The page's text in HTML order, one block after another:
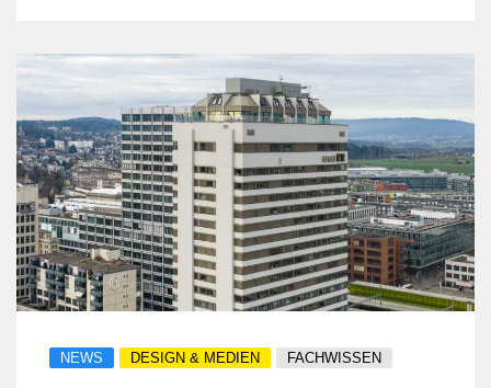
Vermarktung, Marketing und digitale
Sichtbarkeit ausgerichtet und sollen
Objekte und Marken eindrucksvoll in
Szene setzen.
NEWS DESIGN & MEDIEN FACHWISSEN